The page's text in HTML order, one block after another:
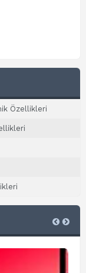
Özellikleri